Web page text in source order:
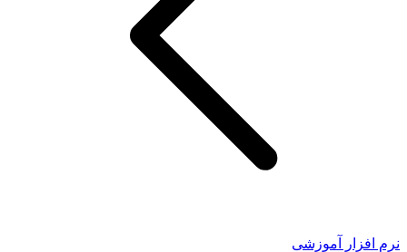
نرم افزار آموزشی